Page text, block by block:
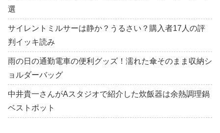
選
サイレントミルサーは静か？うるさい？購入者17人の評
判イッキ読み
雨の日の通勤電車の便利グッズ！濡れた傘そのまま収納シ
ョルダーバッグ
中井貴一さんがAスタジオで紹介した炊飯器は余熱調理鍋
ベストポット